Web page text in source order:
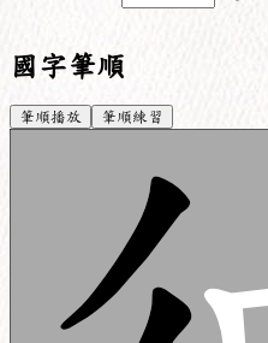
國字筆順
筆順播放 筆順練習